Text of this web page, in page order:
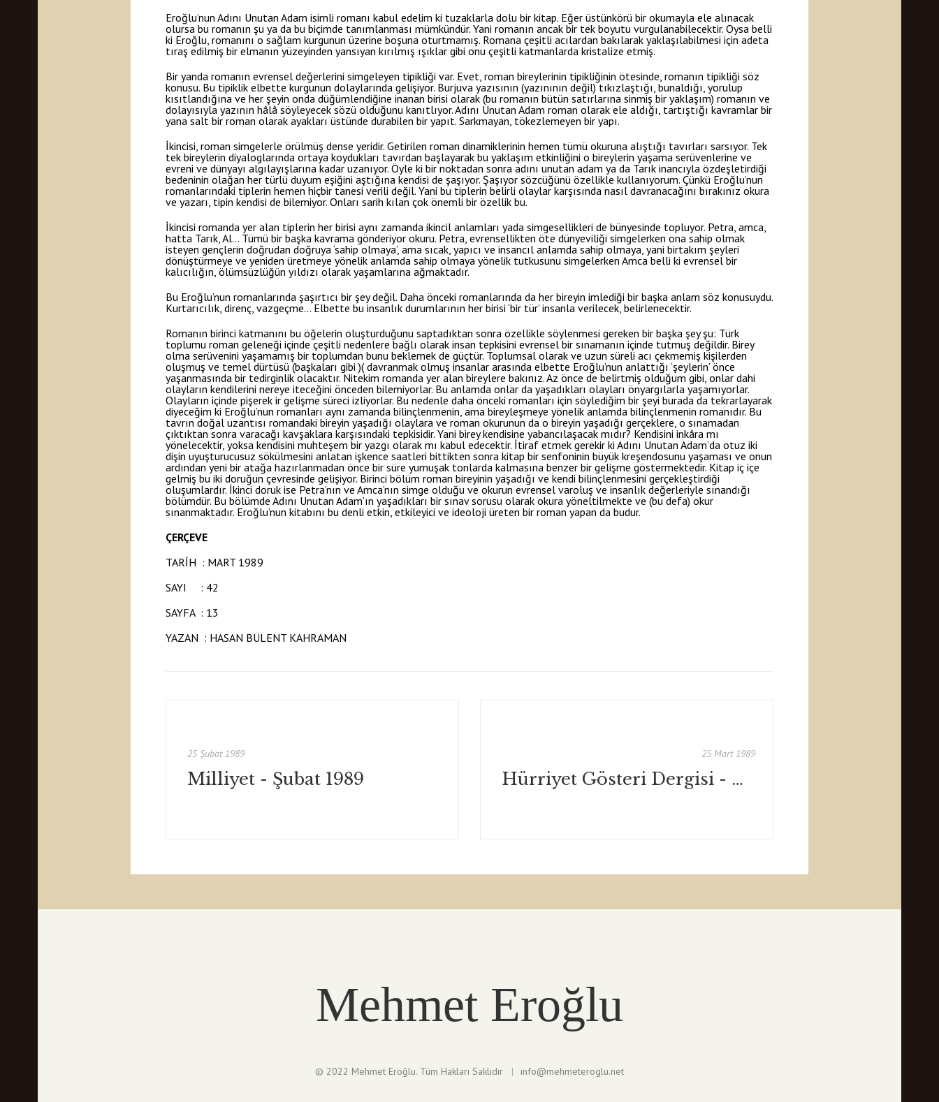
Eroğlu’nun Adını Unutan Adam isimli romanı kabul edelim ki tuzaklarla dolu bir kitap. Eğer üstünkörü bir okumayla ele alınacak
olursa bu romanın şu ya da bu biçimde tanımlanması mümkündür. Yani romanın ancak bir tek boyutu vurgulanabilecektir. Oysa belli
ki Eroğlu, romanını o sağlam kurgunun üzerine boşuna oturtmamış. Romana çeşitli acılardan bakılarak yaklaşılabilmesi için adeta
tıraş edilmiş bir elmanın yüzeyinden yansıyan kırılmış ışıklar gibi onu çeşitli katmanlarda kristalize etmiş.
Bir yanda romanın evrensel değerlerini simgeleyen tipikliği var. Evet, roman bireylerinin tipikliğinin ötesinde, romanın tipikliği söz
konusu. Bu tipiklik elbette kurgunun dolaylarında gelişiyor. Burjuva yazısının (yazınının değil) tıkızlaştığı, bunaldığı, yorulup
kısıtlandığına ve her şeyin onda düğümlendiğine inanan birisi olarak (bu romanın bütün satırlarına sinmiş bir yaklaşım) romanın ve
dolayısıyla yazının hâlâ söyleyecek sözü olduğunu kanıtlıyor. Adını Unutan Adam roman olarak ele aldığı, tartıştığı kavramlar bir
yana salt bir roman olarak ayakları üstünde durabilen bir yapıt. Sarkmayan, tökezlemeyen bir yapı.
İkincisi, roman simgelerle örülmüş dense yeridir. Getirilen roman dinamiklerinin hemen tümü okuruna alıştığı tavırları sarsıyor. Tek
tek bireylerin diyaloglarında ortaya koydukları tavırdan başlayarak bu yaklaşım etkinliğini o bireylerin yaşama serüvenlerine ve
evreni ve dünyayı algılayışlarına kadar uzanıyor. Öyle ki bir noktadan sonra adını unutan adam ya da Tarık inancıyla özdeşletirdiği
bedeninin olağan her türlü duyum eşiğini aştığına kendisi de şaşıyor. Şaşıyor sözcüğünü özellikle kullanıyorum. Çünkü Eroğlu’nun
romanlarındaki tiplerin hemen hiçbir tanesi verili değil. Yani bu tiplerin belirli olaylar karşısında nasıl davranacağını bırakınız okura
ve yazarı, tipin kendisi de bilemiyor. Onları sarih kılan çok önemli bir özellik bu.
İkincisi romanda yer alan tiplerin her birisi aynı zamanda ikincil anlamları yada simgesellikleri de bünyesinde topluyor. Petra, amca,
hatta Tarık, Al… Tümü bir başka kavrama gönderiyor okuru. Petra, evrensellikten öte dünyeviliği simgelerken ona sahip olmak
isteyen gençlerin doğrudan doğruya ‘sahip olmaya’, ama sıcak, yapıcı ve insancıl anlamda sahip olmaya, yani birtakım şeyleri
dönüştürmeye ve yeniden üretmeye yönelik anlamda sahip olmaya yönelik tutkusunu simgelerken Amca belli ki evrensel bir
kalıcılığın, ölümsüzlüğün yıldızı olarak yaşamlarına ağmaktadır.
Bu Eroğlu’nun romanlarında şaşırtıcı bir şey değil. Daha önceki romanlarında da her bireyin imlediği bir başka anlam söz konusuydu.
Kurtarıcılık, direnç, vazgeçme… Elbette bu insanlık durumlarının her birisi ‘bir tür’ insanla verilecek, belirlenecektir.
Romanın birinci katmanını bu öğelerin oluşturduğunu saptadıktan sonra özellikle söylenmesi gereken bir başka şey şu: Türk
toplumu roman geleneği içinde çeşitli nedenlere bağlı olarak insan tepkisini evrensel bir sınamanın içinde tutmuş değildir. Birey
olma serüvenini yaşamamış bir toplumdan bunu beklemek de güçtür. Toplumsal olarak ve uzun süreli acı çekmemiş kişilerden
oluşmuş ve temel dürtüsü (başkaları gibi )( davranmak olmuş insanlar arasında elbette Eroğlu’nun anlattığı ‘şeylerin’ önce
yaşanmasında bir tedirginlik olacaktır. Nitekim romanda yer alan bireylere bakınız. Az önce de belirtmiş olduğum gibi, onlar dahi
olayların kendilerini nereye iteceğini önceden bilemiyorlar. Bu anlamda onlar da yaşadıkları olayları önyargılarla yaşamıyorlar.
Olayların içinde pişerek ir gelişme süreci izliyorlar. Bu nedenle daha önceki romanları için söylediğim bir şeyi burada da tekrarlayarak
diyeceğim ki Eroğlu’nun romanları aynı zamanda bilinçlenmenin, ama bireyleşmeye yönelik anlamda bilinçlenmenin romanıdır. Bu
tavrın doğal uzantısı romandaki bireyin yaşadığı olaylara ve roman okurunun da o bireyin yaşadığı gerçeklere, o sınamadan
çıktıktan sonra varacağı kavşaklara karşısındaki tepkisidir. Yani birey kendisine yabancılaşacak mıdır? Kendisini inkâra mı
yönelecektir, yoksa kendisini muhteşem bir yazgı olarak mı kabul edecektir. İtiraf etmek gerekir ki Adını Unutan Adam’da otuz iki
dişin uyuşturucusuz sökülmesini anlatan işkence saatleri bittikten sonra kitap bir senfoninin büyük kreşendosunu yaşaması ve onun
ardından yeni bir atağa hazırlanmadan önce bir süre yumuşak tonlarda kalmasına benzer bir gelişme göstermektedir. Kitap iç içe
gelmiş bu iki doruğun çevresinde gelişiyor. Birinci bölüm roman bireyinin yaşadığı ve kendi bilinçlenmesini gerçekleştirdiği
oluşumlardır. İkinci doruk ise Petra’nın ve Amca’nın simge olduğu ve okurun evrensel varoluş ve insanlık değerleriyle sınandığı
bölümdür. Bu bölümde Adını Unutan Adam’ın yaşadıkları bir sınav sorusu olarak okura yöneltilmekte ve (bu defa) okur
sınanmaktadır. Eroğlu’nun kitabını bu denli etkin, etkileyici ve ideoloji üreten bir roman yapan da budur.
ÇERÇEVE
TARİH : MART 1989
SAYI : 42
SAYFA : 13
YAZAN : HASAN BÜLENT KAHRAMAN
25 Şubat 1989
Milliyet - Şubat 1989
25 Mart 1989
Hürriyet Gösteri Dergisi - Mart 1989
Mehmet Eroğlu
© 2022 Mehmet Eroğlu. Tüm Hakları Saklıdır info@mehmeteroglu.net